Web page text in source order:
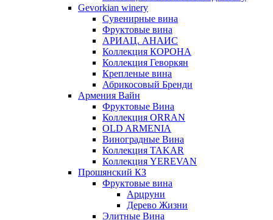
Gevorkian winery
Сувенирные вина
Фруктовые вина
АРИАЦ. АНАИС
Коллекция КОРОНА
Коллекция Геворкян
Крепленые вина
Абрикосовый Бренди
Армения Вайн
Фруктовые Вина
Коллекция ORRAN
OLD ARMENIA
Виноградные Вина
Коллекция TAKAR
Коллекция YEREVAN
Прошянский КЗ
Фруктовые вина
Арцруни
Дерево Жизни
Элитные Вина